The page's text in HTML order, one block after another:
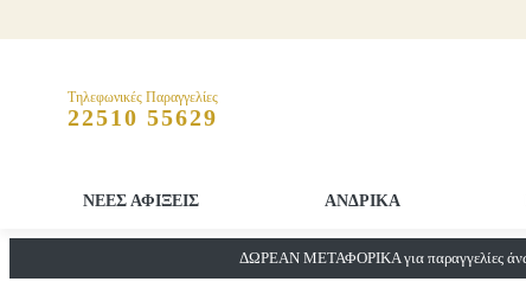
Τηλεφωνικές Παραγγελίες
22510 55629
ΝΕΕΣ ΑΦΙΞΕΙΣ ΑΝΔΡΙΚΑ
ΔΩΡΕΑΝ ΜΕΤΑΦΟΡΙΚΑ για παραγγελίες